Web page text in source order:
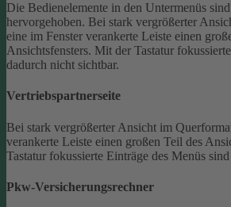
Die Bedienelemente in den Untermenüs
hervorgehoben. Bei stark vergrößerter
eine im Fenster verankerte Leiste einen
Ansichtsfensters. Mit der Tastatur
dadurch nicht sichtbar.
Vertriebspartnerseite
Bei stark vergrößerter Ansicht im
verankerte Leiste einen großen Teil des
Tastatur fokussierte Einträge des Menüs
Pkw-Versicherungsrechner